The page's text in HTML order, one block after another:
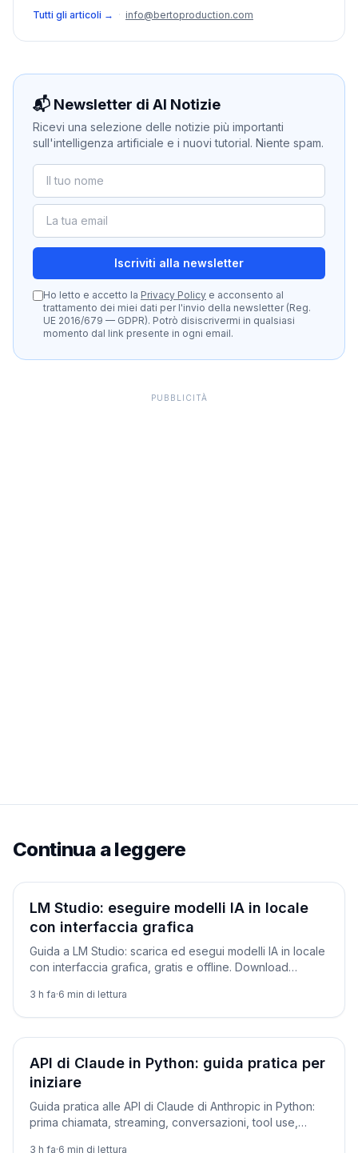
Tutti gli articoli → · info@bertoproduction.com
📬 Newsletter di AI Notizie
Ricevi una selezione delle notizie più importanti
sull'intelligenza artificiale e i nuovi tutorial. Niente spam.
Iscriviti alla newsletter
Ho letto e accetto la Privacy Policy e acconsento al
trattamento dei miei dati per l'invio della newsletter (Reg.
UE 2016/679 — GDPR). Potrò disiscrivermi in qualsiasi
momento dal link presente in ogni email.
PUBBLICITÀ
Continua a leggere
Tutorial
LM Studio: eseguire modelli IA in locale
con interfaccia grafica
Guida a LM Studio: scarica ed esegui modelli IA in locale
con interfaccia grafica, gratis e offline. Download
API.
3 h fa·6 min di lettura
Tutorial
API di Claude in Python: guida pratica per
iniziare
Guida pratica alle API di Claude di Anthropic in Python:
prima chiamata, streaming, conversazioni, tool use,
3 h fa·6 min di lettura